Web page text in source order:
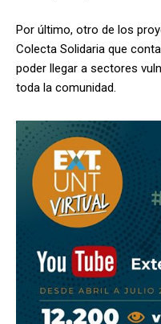
Por último, otro de los
Colecta Solidaria que
poder llegar a sectores
toda la comunidad.